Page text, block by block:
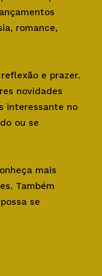
romance,
e prazer.
novidades
interessante no
ou se
mais
Também
se